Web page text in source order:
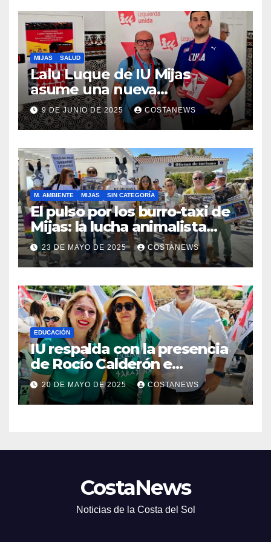
MIJAS SALUD
Lalu Luque de IU Mijas
asume una nueva
responsabilidad provincial y
refuerza la lucha por la
sanidad pública en el
municipio
9 DE JUNIO DE 2025 COSTANEWS
M. AMBIENTE MIJAS SIN CATEGORÍA
El pulso por los burro-taxi de
Mijas: la lucha animalista
desafía el lavado de imagen
institucional
23 DE MAYO DE 2025 COSTANEWS
EDUCACIÓN
IU respalda con la presencia
de Rocío Calderón e
integrantes de su equipo las
movilizaciones por una
educación pública inclusiva y
provincia de Málaga
20 DE MAYO DE 2025 COSTANEWS
CostaNews
Noticias de la Costa del Sol